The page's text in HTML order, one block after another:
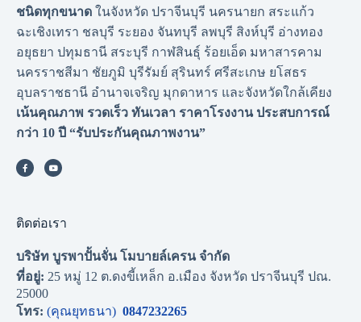
ชนิดทุกขนาด ในจังหวัด ปราจีนบุรี นครนายก สระแก้ว
ฉะเชิงเทรา ชลบุรี ระยอง จันทบุรี ลพบุรี สิงห์บุรี อ่างทอง
อยุธยา ปทุมธานี สระบุรี กาฬสินธุ์ ร้อยเอ็ด มหาสารคาม
นครราชสีมา ชัยภูมิ บุรีรัมย์ สุรินทร์ ศรีสะเกษ ยโสธร
อุบลราชธานี อำนาจเจริญ มุกดาหาร และจังหวัดใกล้เคียง
เน้นคุณภาพ รวดเร็ว ทันเวลา ราคาโรงงาน ประสบการณ์
กว่า 10 ปี “รับประกันคุณภาพงาน”
ติดต่อเรา
บริษัท บูรพาปั้นจั่น โมบายล์เครน จำกัด
ที่อยู่: 25 หมู่ 12 ต.ดงขี้เหล็ก อ.เมือง จังหวัด ปราจีนบุรี ปณ.
25000
โทร: (คุณยุทธนา) 0847232265